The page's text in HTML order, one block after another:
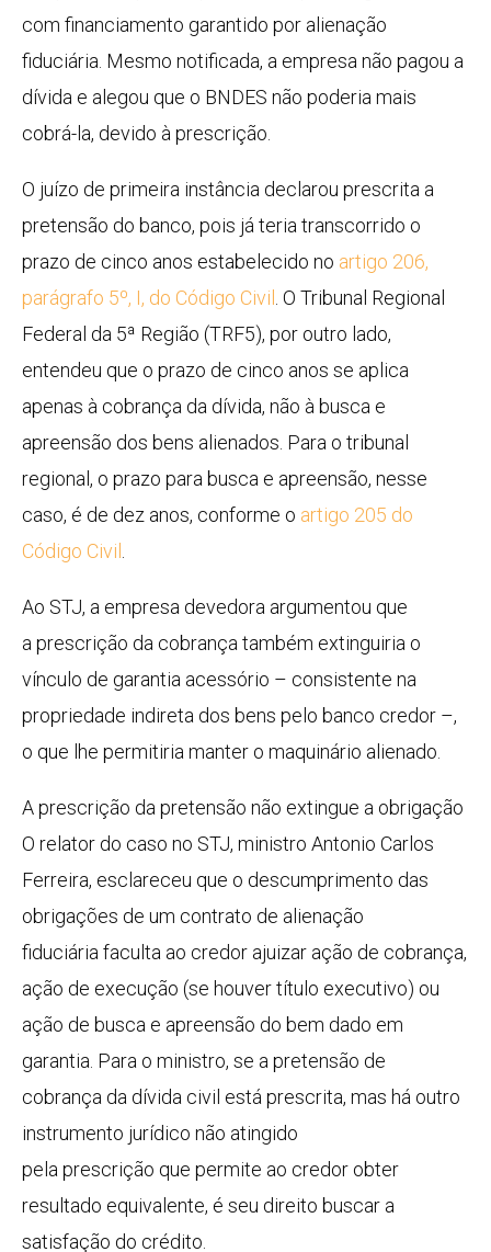
com financiamento garantido por alienação
fiduciária . Mesmo notificada, a empresa não pagou a
dívida e alegou que o BNDES não poderia mais
cobrá-la, devido à prescrição
O juízo de primeira instância declarou prescrita a
pretensão do banco, pois já teria transcorrido o
prazo de cinco anos estabelecido no artigo 206,
parágrafo 5º, I, do Código Civil . O Tribunal Regional
Federal da 5ª Região (TRF5), por outro lado,
entendeu que o prazo de cinco anos se aplica
apenas à cobrança da dívida, não à busca e
apreensão dos bens alienados. Para o tribunal
regional, o prazo para busca e apreensão, nesse
caso, é de dez anos, conforme o artigo 205 do
Código Civil
Ao STJ, a empresa devedora argumentou que
a prescrição da cobrança também extinguiria o
vínculo de garantia acessório – consistente na
propriedade indireta dos bens pelo banco credor –,
o que lhe permitiria manter o maquinário alienado.
Aprescrição da pretensão não extingue a obrigação
O relator do caso no STJ, ministro Antonio Carlos
Ferreira, esclareceu que o descumprimento das
obrigações de um contrato de alienação
fiduciária faculta ao credor ajuizar ação de cobrança,
ação de execução (se houver título executivo) ou
ação de busca e apreensão do bem dado em
garantia. Para o ministro, se a pretensão de
cobrança da dívida civil está prescrita, mas há outro
instrumento jurídico não atingido
pela prescrição que permite ao credor obter
resultado equivalente, é seu direito buscar a
satisfação do crédito.